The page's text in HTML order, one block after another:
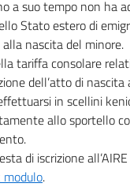
a suo tempo non ha
Stato estero di
nascita del minore.
tariffa consolare
dell’atto di nascita
in scellini
allo sportello
di iscrizione
modulo.